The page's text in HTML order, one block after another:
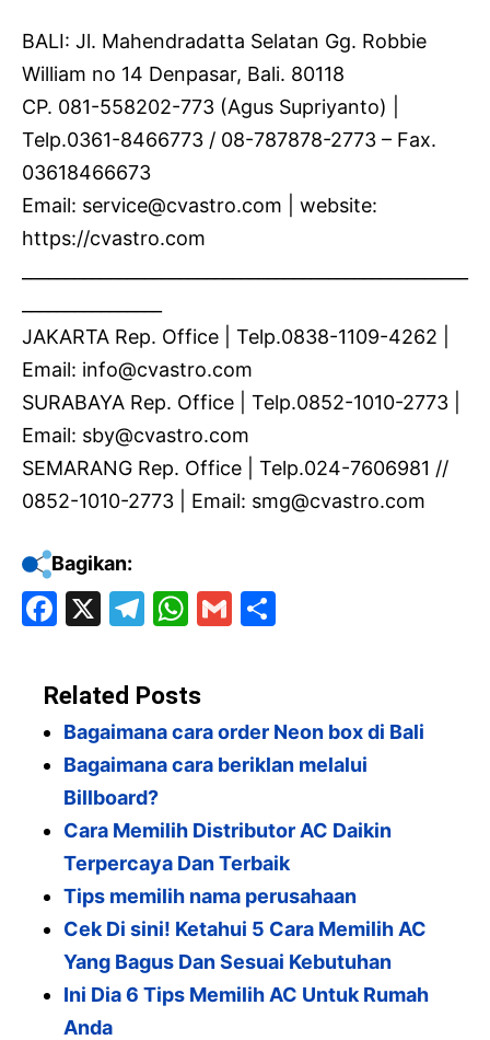
BALI: Jl. Mahendradatta Selatan Gg. Robbie
William no 14 Denpasar, Bali. 80118
CP. 081-558202-773 (Agus Supriyanto) |
Telp.0361-8466773 / 08-787878-2773 – Fax.
03618466673
Email: service@cvastro.com | website:
https://cvastro.com
JAKARTA Rep. Office | Telp.0838-1109-4262 |
Email: info@cvastro.com
SURABAYA Rep. Office | Telp.0852-1010-2773 |
Email: sby@cvastro.com
SEMARANG Rep. Office | Telp.024-7606981 //
0852-1010-2773 | Email: smg@cvastro.com
Bagikan:
F
c
e
b
o
o
k
X
T
e
gr
a
m
W
s
A
p
p
G
e
Related Posts
Bagaimana cara order Neon box di Bali
Bagaimana cara beriklan melalui
Billboard?
Cara Memilih Distributor AC Daikin
Terpercaya Dan Terbaik
Tips memilih nama perusahaan
Cek Di sini! Ketahui 5 Cara Memilih AC
Yang Bagus Dan Sesuai Kebutuhan
Ini Dia 6 Tips Memilih AC Untuk Rumah
Anda